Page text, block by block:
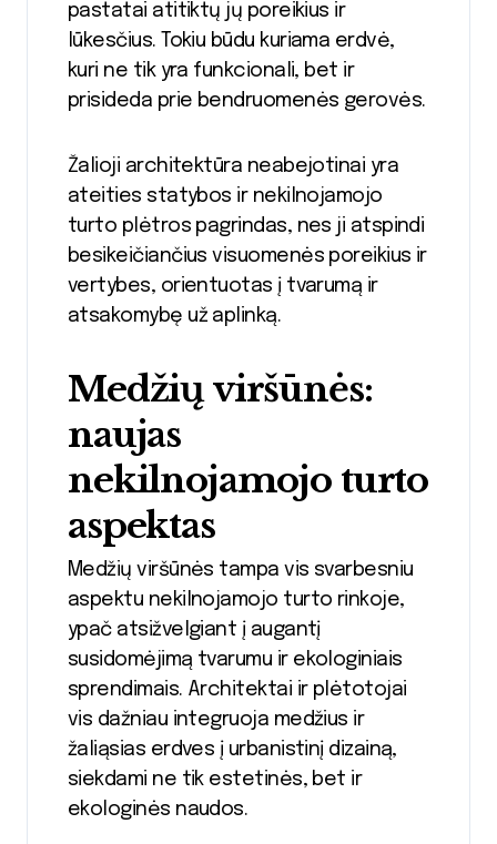
pastatai atitiktų jų poreikius ir
lūkesčius. Tokiu būdu kuriama erdvė,
kuri ne tik yra funkcionali, bet ir
prisideda prie bendruomenės gerovės.
Žalioji architektūra neabejotinai yra
ateities statybos ir nekilnojamojo
turto plėtros pagrindas, nes ji atspindi
besikeičiančius visuomenės poreikius ir
vertybes, orientuotas į tvarumą ir
atsakomybę už aplinką.
Medžių viršūnės:
naujas
nekilnojamojo turto
aspektas
Medžių viršūnės tampa vis svarbesniu
aspektu nekilnojamojo turto rinkoje,
ypač atsižvelgiant į augantį
susidomėjimą tvarumu ir ekologiniais
sprendimais. Architektai ir plėtotojai
vis dažniau integruoja medžius ir
žaliąsias erdves į urbanistinį dizainą,
siekdami ne tik estetinės, bet ir
ekologinės naudos.